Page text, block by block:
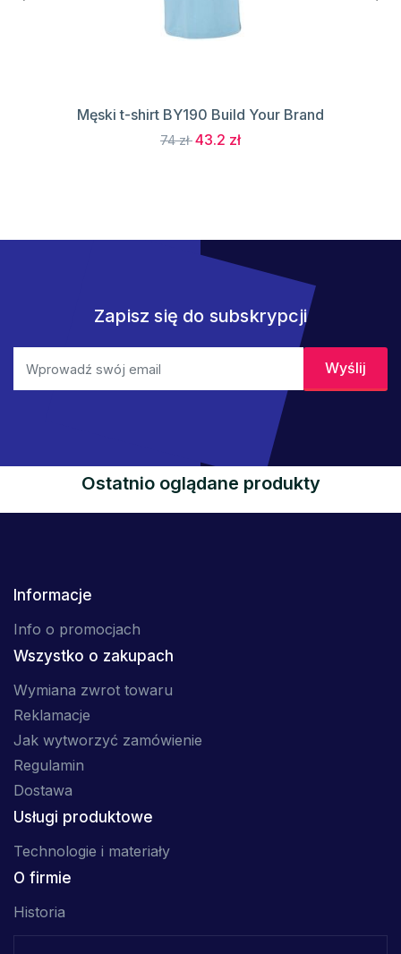
Męski t-shirt BY190 Build Your Brand
74 zł43.2 zł
Zapisz się do subskrypcji
Ostatnio oglądane produkty
Informacje
Info o promocjach
Wszystko o zakupach
Wymiana zwrot towaru
Reklamacje
Jak wytworzyć zamówienie
Regulamin
Dostawa
Usługi produktowe
Technologie i materiały
O firmie
Historia